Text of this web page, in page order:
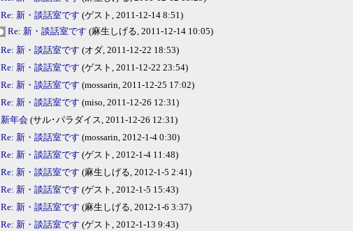
Re: 新・談話室です (ゲスト, 2011-12-14 8:51)
Re: 新・談話室です (麻生しげる, 2011-12-14 10:05)
Re: 新・談話室です (オダ, 2011-12-22 18:53)
Re: 新・談話室です (ゲスト, 2011-12-22 23:54)
Re: 新・談話室です (mossarin, 2011-12-25 17:02)
Re: 新・談話室です (miso, 2011-12-26 12:31)
新年会 (サル･パラダイス, 2011-12-26 12:31)
Re: 新・談話室です (mossarin, 2012-1-4 0:30)
Re: 新・談話室です (ゲスト, 2012-1-4 11:48)
Re: 新・談話室です (麻生しげる, 2012-1-5 2:41)
Re: 新・談話室です (ゲスト, 2012-1-5 15:43)
Re: 新・談話室です (麻生しげる, 2012-1-6 3:37)
Re: 新・談話室です (ゲスト, 2012-1-13 9:43)